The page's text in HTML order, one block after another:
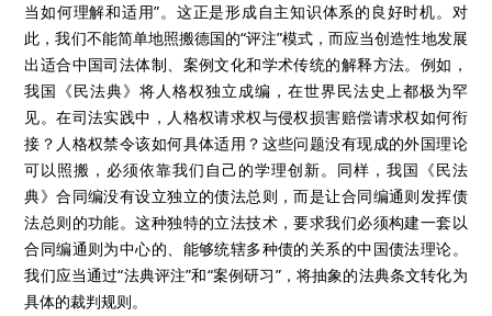
当如何理解和适用”。这正是形成自主知识体系的良好时机。对
此，我们不能简单地照搬德国的“评注”模式，而应当创造性地发展
出适合中国司法体制、案例文化和学术传统的解释方法。例如，
我国《民法典》将人格权独立成编，在世界民法史上都极为罕
见。在司法实践中，人格权请求权与侵权损害赔偿请求权如何衔
接？人格权禁令该如何具体适用？这些问题没有现成的外国理论
可以照搬，必须依靠我们自己的学理创新。同样，我国《民法
典》合同编没有设立独立的债法总则，而是让合同编通则发挥债
法总则的功能。这种独特的立法技术，要求我们必须构建一套以
合同编通则为中心的、能够统辖多种债的关系的中国债法理论。
我们应当通过“法典评注”和“案例研习”，将抽象的法典条文转化为
具体的裁判规则。